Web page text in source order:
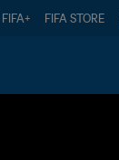
FIFA+ FIFA STORE